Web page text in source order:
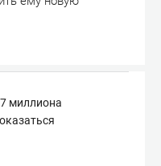
миллиона